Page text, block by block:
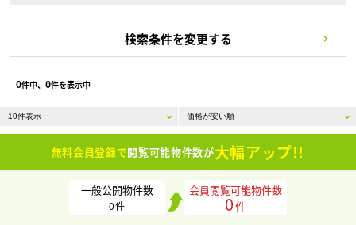
検索条件を変更する
0件中、 0件を表示中
無料会員登録で閲覧可能物件数が大幅アップ!!
一般公開物件数
0件
会員閲覧可能物件数
0件